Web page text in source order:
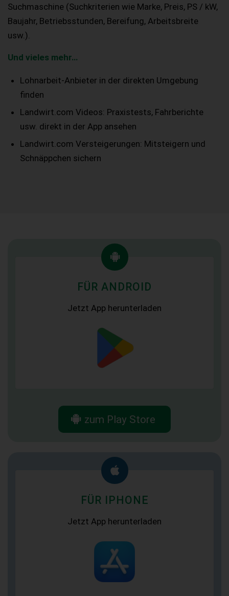
Suchmaschine (Suchkriterien wie Marke, Preis, PS / kW,
Baujahr, Betriebsstunden, Bereifung, Arbeitsbreite
usw.).
Und vieles mehr…
Lohnarbeit-Anbieter in der direkten Umgebung
finden
Landwirt.com Videos: Praxistests, Fahrberichte
usw. direkt in der App ansehen
Landwirt.com Versteigerungen: Mitsteigern und
Schnäppchen sichern
FÜR ANDROID
Jetzt App herunterladen
zum Play Store
FÜR IPHONE
Jetzt App herunterladen